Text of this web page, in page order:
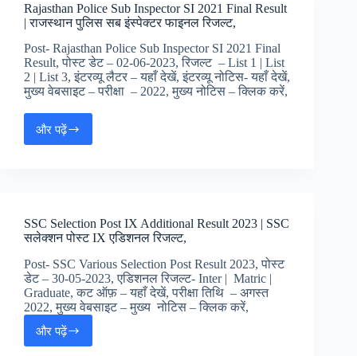
UPSC
कंबाइंड
मेडिकल
सर्विस
फाइनल
रिजल्ट,
Rajasthan Police Sub Inspector SI 2021 Final Result
| राजस्थान पुलिस सब इंस्पेक्टर फाइनल रिजल्ट,
Post- Rajasthan Police Sub Inspector SI 2021 Final
Result, पोस्ट डेट – 02-06-2023, रिजल्ट – List 1 | List
2 | List 3, इंटरव्यू लैटर – यहाँ देखें, इंटरव्यू नोटिस- यहाँ देखें,
मुख्य वेबसाइट – परीक्षा – 2022, मुख्य नोटिस – क्लिक करें,
और पढ़ेंRajasthan
Final
Result
|
राजस्थान
पुलिस
सब
इंस्पेक्टर
फाइनल
रिजल्ट,
SSC Selection Post IX Additional Result 2023 | SSC
सलेक्शन पोस्ट IX एडिशनल रिजल्ट,
Post- SSC Various Selection Post Result 2023, पोस्ट
डेट – 30-05-2023, एडिशनल रिजल्ट- Inter | Matric |
Graduate, कट ऑफ़ – यहाँ देखें, परीक्षा तिथि – अगस्त
2022, मुख्य वेबसाइट – मुख्य नोटिस – क्लिक करें,
और पढ़ेंSSC